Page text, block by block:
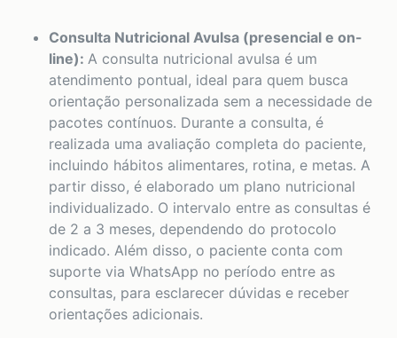
Consulta Nutricional Avulsa (presencial e on-
line): A consulta nutricional avulsa é um
atendimento pontual, ideal para quem busca
orientação personalizada sem a necessidade de
pacotes contínuos. Durante a consulta, é
realizada uma avaliação completa do paciente,
incluindo hábitos alimentares, rotina, e metas. A
partir disso, é elaborado um plano nutricional
individualizado. O intervalo entre as consultas é
de 2 a 3 meses, dependendo do protocolo
indicado. Além disso, o paciente conta com
suporte via WhatsApp no período entre as
consultas, para esclarecer dúvidas e receber
orientações adicionais.